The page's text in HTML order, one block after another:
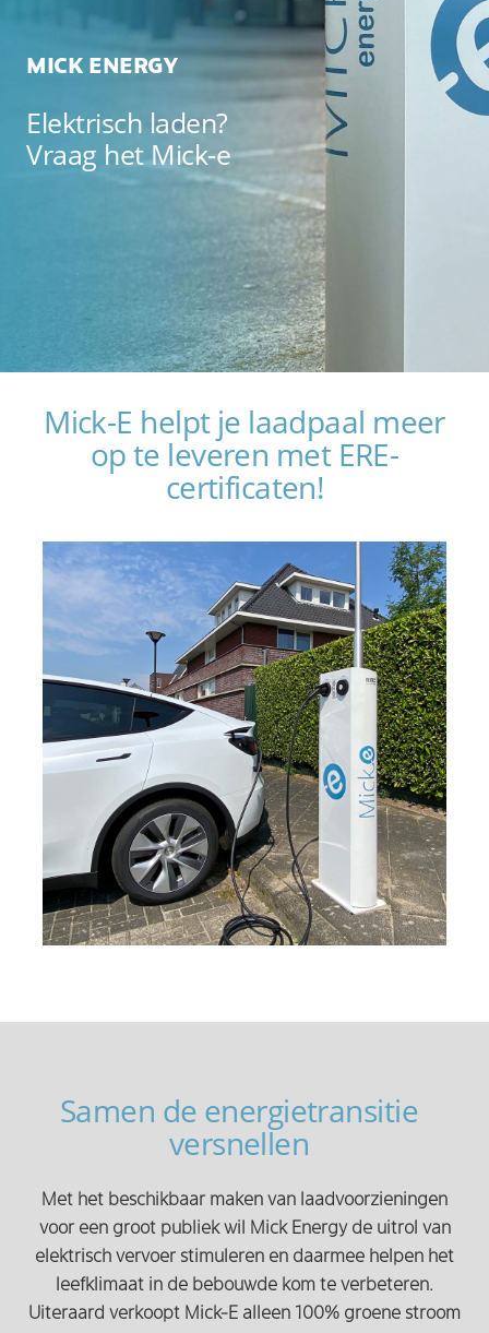
MICK ENERGY
Elektrisch laden?
Vraag het Mick-e
Mick-E helpt je laadpaal meer
op te leveren met ERE-
certificaten!
Samen de energietransitie
versnellen
Met het beschikbaar maken van laadvoorzieningen
voor een groot publiek wil Mick Energy de uitrol van
elektrisch vervoer stimuleren en daarmee helpen het
leefklimaat in de bebouwde kom te verbeteren.
Uiteraard verkoopt Mick-E alleen 100% groene stroom